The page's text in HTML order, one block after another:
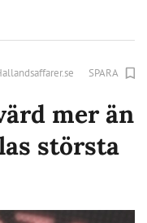
SPARA
mer än
största